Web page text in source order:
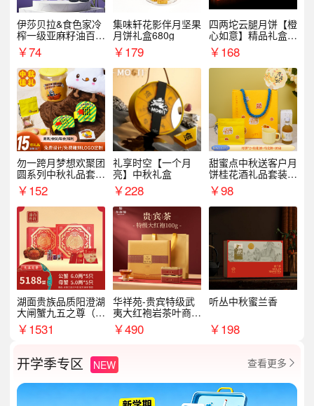
伊莎贝拉&食色家冷
榨一级亚麻籽油百紫
千红500ml*2礼盒
￥74
集味轩花影伴月坚果
月饼礼盒680g
￥179
四两坨云腿月饼【橙
心如意】精品礼盒4
50g/盒
￥168
勿一跨月梦想欢聚团
圆系列中秋礼品套装
企业送客户商务伴手
礼
￥152
礼享时空【一个月
亮】中秋礼盒
￥228
甜蜜点中秋送客户月
饼桂花酒礼品套装D
AL1377
￥98
湖面贵族品质阳澄湖
大闸蟹九五之尊（卡
券）5188型
￥1531
华祥苑-贵宾特级武
夷大红袍岩茶叶商务
礼盒中秋节送长辈1
00g
￥490
听丛中秋蜜兰香
￥198
开学季专区 NEW 查看更多 